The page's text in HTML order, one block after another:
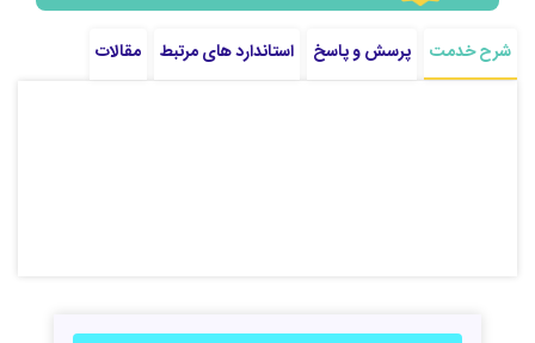
شرح خدمت پرسش و پاسخ استاندارد های مرتبط مقالات